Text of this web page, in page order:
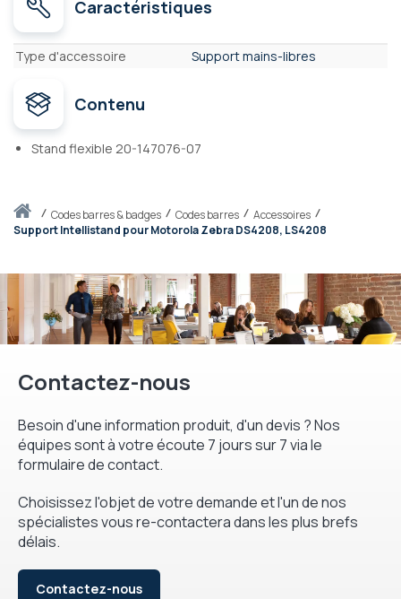
Accueilcodes barres & badges Codes barres
Accessoires
Support Intellistand pour Motorola Zebra DS4208, LS4208
Caractéristiques
Caractéristiques
Type d'accessoire Support mains-libres
Contenu
Stand flexible 20-147076-07
Contactez-nous
Besoin d'une information produit, d'un devis ? Nos
équipes sont à votre écoute 7 jours sur 7 via le
formulaire de contact.
Choisissez l'objet de votre demande et l'un de nos
spécialistes vous re-contactera dans les plus brefs
délais.
Contactez-nous